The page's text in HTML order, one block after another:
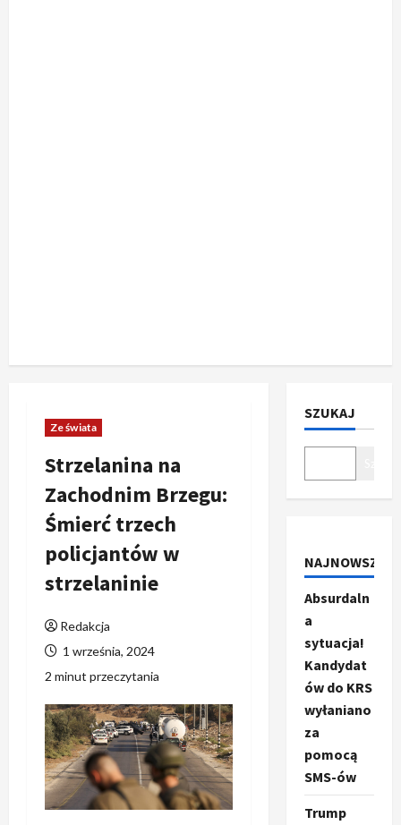
Ze świata
Strzelanina na
Zachodnim Brzegu:
Śmierć trzech
policjantów w
strzelaninie
Redakcja
1 września, 2024
2 minut przeczytania
SZUKAJ
NAJNOWSZE
Absurdaln
a
sytuacja!
Kandydat
ów do KRS
wyłaniano
za
pomocą
SMS-ów
Trump